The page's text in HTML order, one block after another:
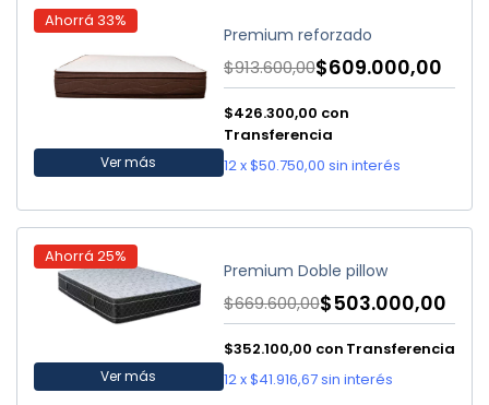
Ahorrá 33%
Ver más
Premium reforzado
$609.000,00
$913.600,00
$426.300,00 con
Transferencia
12x$50.750,00 sin interés
Ahorrá 25%
Ver más
Premium Doble pillow
$503.000,00
$669.600,00
$352.100,00 con Transferencia
12x$41.916,67sin interés